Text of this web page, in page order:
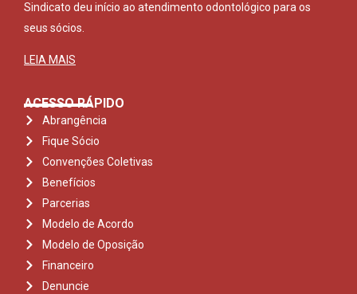
Sindicato deu início ao atendimento odontológico para os
seus sócios.
LEIA MAIS
ACESSO RÁPIDO
Abrangência
Fique Sócio
Convenções Coletivas
Benefícios
Parcerias
Modelo de Acordo
Modelo de Oposição
Financeiro
Denuncie